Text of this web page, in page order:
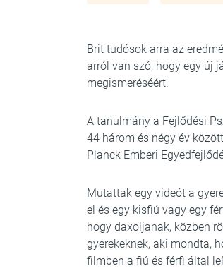
Brit tudósok arra az
arról van szó, hogy egy új
megismeréséért.
A tanulmány a Fejlődési
44 három és négy év
Planck Emberi
Mutattak egy videót a
el és egy kisfiú vagy egy
hogy daxoljanak, közben
gyerekeknek, aki mondta,
filmben a fiú és férfi által